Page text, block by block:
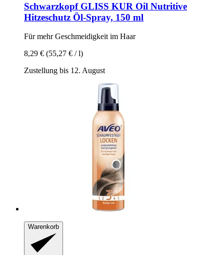
SchwarzkopfGLISS KUR Oil Nutritive
Hitzeschutz Öl-​Spray, 150 ml
Für mehr Geschmeidigkeit im Haar
8,29 € (55,27 € / l)
Zustellung bis 12. August
Warenkorb